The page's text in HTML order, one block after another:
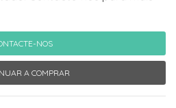
NOS
A COMPRAR